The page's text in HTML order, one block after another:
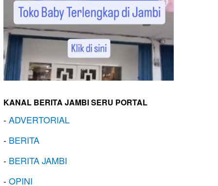
KANAL BERITA JAMBI SERU PORTAL
-ADVERTORIAL
- BERITA
- BERITA JAMBI
-OPINI